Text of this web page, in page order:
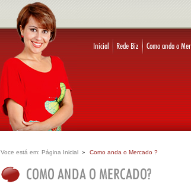
Voce está em: Página Inicial Como anda o Mercado ?